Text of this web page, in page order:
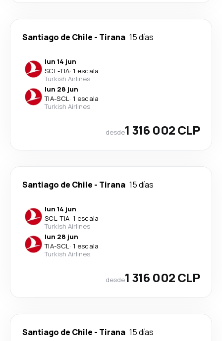
Santiago de Chile - Tirana 15 días
lun 14 jun
SCL-TIA· 1 escala
Turkish Airlines
lun 28 jun
TIA-SCL· 1 escala
Turkish Airlines
desde1 316 002 CLP
Santiago de Chile - Tirana 15 días
lun 14 jun
SCL-TIA· 1 escala
Turkish Airlines
lun 28 jun
TIA-SCL· 1 escala
Turkish Airlines
desde1 316 002 CLP
Santiago de Chile - Tirana 15 días